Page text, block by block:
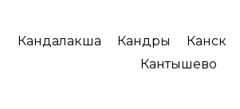
Кандалакша Кандры Канск
Кантышево